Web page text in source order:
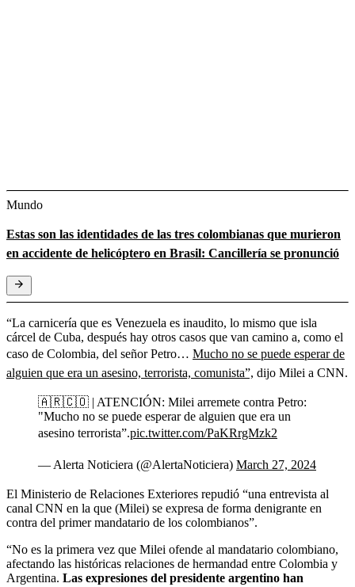
Mundo
Estas son las identidades de las tres colombianas que murieron
en accidente de helicóptero en Brasil: Cancillería se pronunció
“La carnicería que es Venezuela es inaudito, lo mismo que isla
cárcel de Cuba, después hay otros casos que van camino a, como el
caso de Colombia, del señor Petro… Mucho no se puede esperar de
alguien que era un asesino, terrorista, comunista”, dijo Milei a CNN.
🇦🇷🇨🇴 | ATENCIÓN: Milei arremete contra Petro:
"Mucho no se puede esperar de alguien que era un
asesino terrorista”.pic.twitter.com/PaKRrgMzk2
— Alerta Noticiera (@AlertaNoticiera) March 27, 2024
El Ministerio de Relaciones Exteriores repudió “una entrevista al
canal CNN en la que (Milei) se expresa de forma denigrante en
contra del primer mandatario de los colombianos”.
“No es la primera vez que Milei ofende al mandatario colombiano,
afectando las históricas relaciones de hermandad entre Colombia y
Argentina. Las expresiones del presidente argentino han